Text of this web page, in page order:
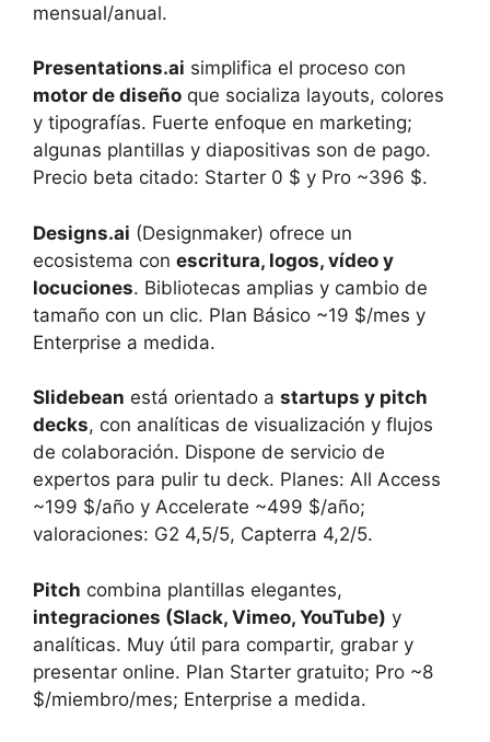
mensual/anual.
Presentations.ai simplifica el proceso con
motor de diseño que socializa layouts, colores
y tipografías. Fuerte enfoque en marketing;
algunas plantillas y diapositivas son de pago.
Precio beta citado: Starter 0 $ y Pro ~396 $.
Designs.ai (Designmaker) ofrece un
ecosistema con escritura, logos, vídeo y
locuciones. Bibliotecas amplias y cambio de
tamaño con un clic. Plan Básico ~19 $/mes y
Enterprise a medida.
Slidebean está orientado a startups y pitch
decks, con analíticas de visualización y flujos
de colaboración. Dispone de servicio de
expertos para pulir tu deck. Planes: All Access
~199 $/año y Accelerate ~499 $/año;
valoraciones: G2 4,5/5, Capterra 4,2/5.
Pitch combina plantillas elegantes,
integraciones (Slack, Vimeo, YouTube) y
analíticas. Muy útil para compartir, grabar y
presentar online. Plan Starter gratuito; Pro ~8
$/miembro/mes; Enterprise a medida.